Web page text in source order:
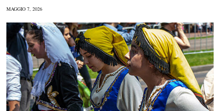
MAGGIO 7, 2026